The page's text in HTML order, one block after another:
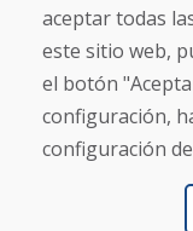
Enviar
aceptar todas
este sitio web,
el botón
configuración,
configuración